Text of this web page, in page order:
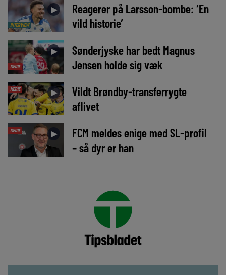
INTERVIEW
►
Reagerer på Larsson-bombe: ‘En
vild historie’
MEDIE
►
Sønderjyske har bedt Magnus
Jensen holde sig væk
MEDIE ►
Vildt Brøndby-transferrygte
aflivet
MEDIE ►
FCM meldes enige med SL-profil
– så dyr er han